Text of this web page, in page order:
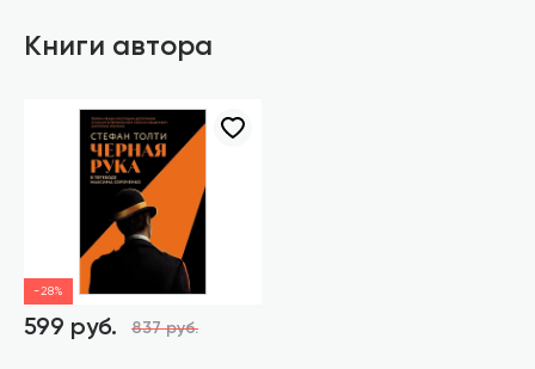
Книги автора
-28%
599 руб. 837 руб.